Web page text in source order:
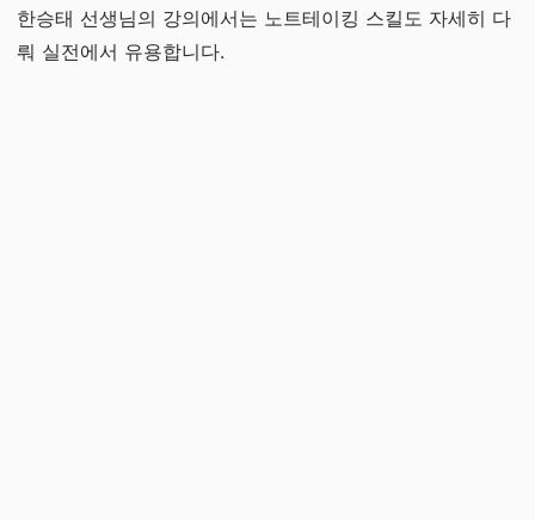
한승태 선생님의 강의에서는 노트테이킹 스킬도 자세히 다
뤄 실전에서 유용합니다.